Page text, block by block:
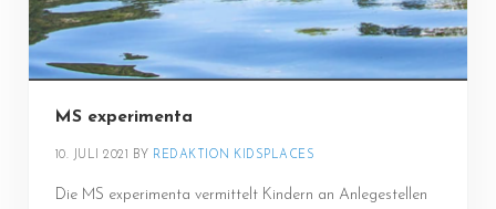
MS experimenta
10. JULI 2021 BY REDAKTION KIDSPLACES
Die MS experimenta vermittelt Kindern an Anlegestellen